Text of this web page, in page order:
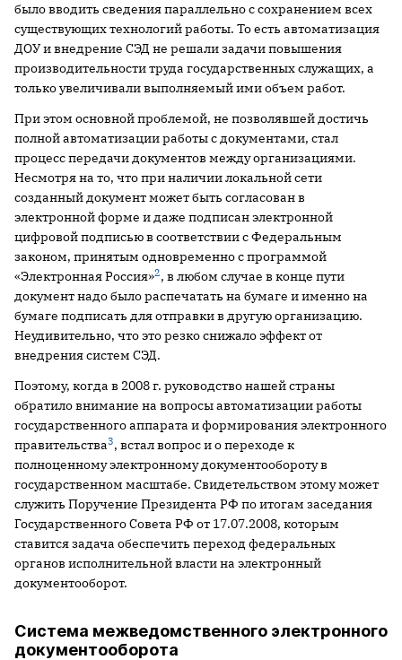
было вводить сведения параллельно с сохранением всех
существующих технологий работы. То есть автоматизация
ДОУ и внедрение СЭД не решали задачи повышения
производительности труда государственных служащих, а
только увеличивали выполняемый ими объем работ.
При этом основной проблемой, не позволявшей достичь
полной автоматизации работы с документами, стал
процесс передачи документов между организациями.
Несмотря на то, что при наличии локальной сети
созданный документ может быть согласован в
электронной форме и даже подписан электронной
цифровой подписью в соответствии с Федеральным
законом, принятым одновременно с программой
«Электронная Россия»2, в любом случае в конце пути
документ надо было распечатать на бумаге и именно на
бумаге подписать для отправки в другую организацию.
Неудивительно, что это резко снижало эффект от
внедрения систем СЭД.
Поэтому, когда в 2008 г. руководство нашей страны
обратило внимание на вопросы автоматизации работы
государственного аппарата и формирования электронного
правительства3, встал вопрос и о переходе к
полноценному электронному документообороту в
государственном масштабе. Свидетельством этому может
служить Поручение Президента РФ по итогам заседания
Государственного Совета РФ от 17.07.2008, которым
ставится задача обеспечить переход федеральных
органов исполнительной власти на электронный
документооборот.
Система межведомственного электронного
документооборота